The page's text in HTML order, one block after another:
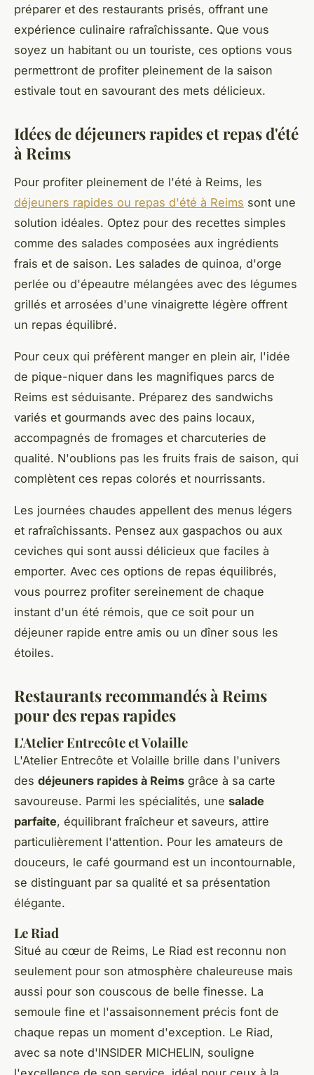
préparer et des restaurants prisés, offrant une
expérience culinaire rafraîchissante. Que vous
soyez un habitant ou un touriste, ces options vous
permettront de profiter pleinement de la saison
estivale tout en savourant des mets délicieux.
Idées de déjeuners rapides et repas d'été
à Reims
Pour profiter pleinement de l'été à Reims, les
déjeuners rapides ou repas d'été à Reims sont une
solution idéales. Optez pour des recettes simples
comme des salades composées aux ingrédients
frais et de saison. Les salades de quinoa, d'orge
perlée ou d'épeautre mélangées avec des légumes
grillés et arrosées d'une vinaigrette légère offrent
un repas équilibré.
Pour ceux qui préfèrent manger en plein air, l'idée
de pique-niquer dans les magnifiques parcs de
Reims est séduisante. Préparez des sandwichs
variés et gourmands avec des pains locaux,
accompagnés de fromages et charcuteries de
qualité. N'oublions pas les fruits frais de saison, qui
complètent ces repas colorés et nourrissants.
Les journées chaudes appellent des menus légers
et rafraîchissants. Pensez aux gaspachos ou aux
ceviches qui sont aussi délicieux que faciles à
emporter. Avec ces options de repas équilibrés,
vous pourrez profiter sereinement de chaque
instant d'un été rémois, que ce soit pour un
déjeuner rapide entre amis ou un dîner sous les
étoiles.
Restaurants recommandés à Reims
pour des repas rapides
L'Atelier Entrecôte et Volaille
L'Atelier Entrecôte et Volaille brille dans l'univers
des déjeuners rapides à Reims grâce à sa carte
savoureuse. Parmi les spécialités, une salade
parfaite, équilibrant fraîcheur et saveurs, attire
particulièrement l'attention. Pour les amateurs de
douceurs, le café gourmand est un incontournable,
se distinguant par sa qualité et sa présentation
élégante.
Le Riad
Situé au cœur de Reims, Le Riad est reconnu non
seulement pour son atmosphère chaleureuse mais
aussi pour son couscous de belle finesse. La
semoule fine et l'assaisonnement précis font de
chaque repas un moment d'exception. Le Riad,
avec sa note d'INSIDER MICHELIN, souligne